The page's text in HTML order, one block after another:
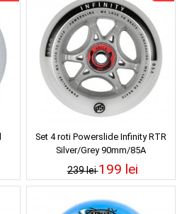
Set 4 roti Powerslide Infinity RTR
Silver/Grey 90mm/85A
239 lei199 lei